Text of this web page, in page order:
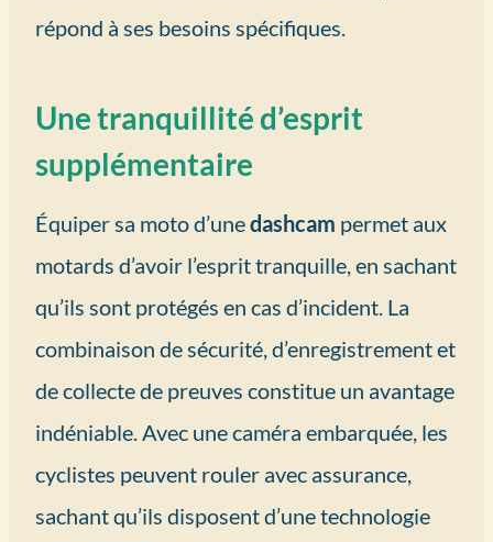
répond à ses besoins spécifiques.
Une tranquillité d’esprit
supplémentaire
Équiper sa moto d’unedashcam permet aux
motards d’avoir l’esprit tranquille, en sachant
qu’ils sont protégés en cas d’incident. La
combinaison de sécurité, d’enregistrement et
de collecte de preuves constitue un avantage
indéniable. Avec une caméra embarquée, les
cyclistes peuvent rouler avec assurance,
sachant qu’ils disposent d’une technologie